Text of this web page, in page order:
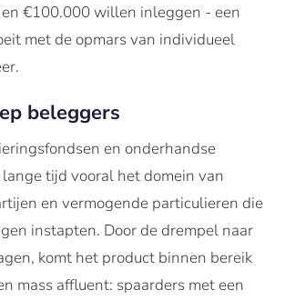
€100.000 willen inleggen - een
met de opmars van individueel
beleggers
en onderhandse
tijd vooral het domein van
en vermogende particulieren die
instapten. Door de drempel naar
komt het product binnen bereik
mass affluent: spaarders met een